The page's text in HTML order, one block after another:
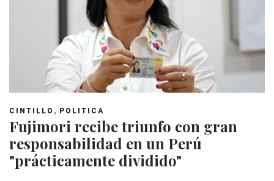
CINTILLO , POLITICA
Fujimori recibe triunfo con gran
responsabilidad en un Perú
"prácticamente dividido"